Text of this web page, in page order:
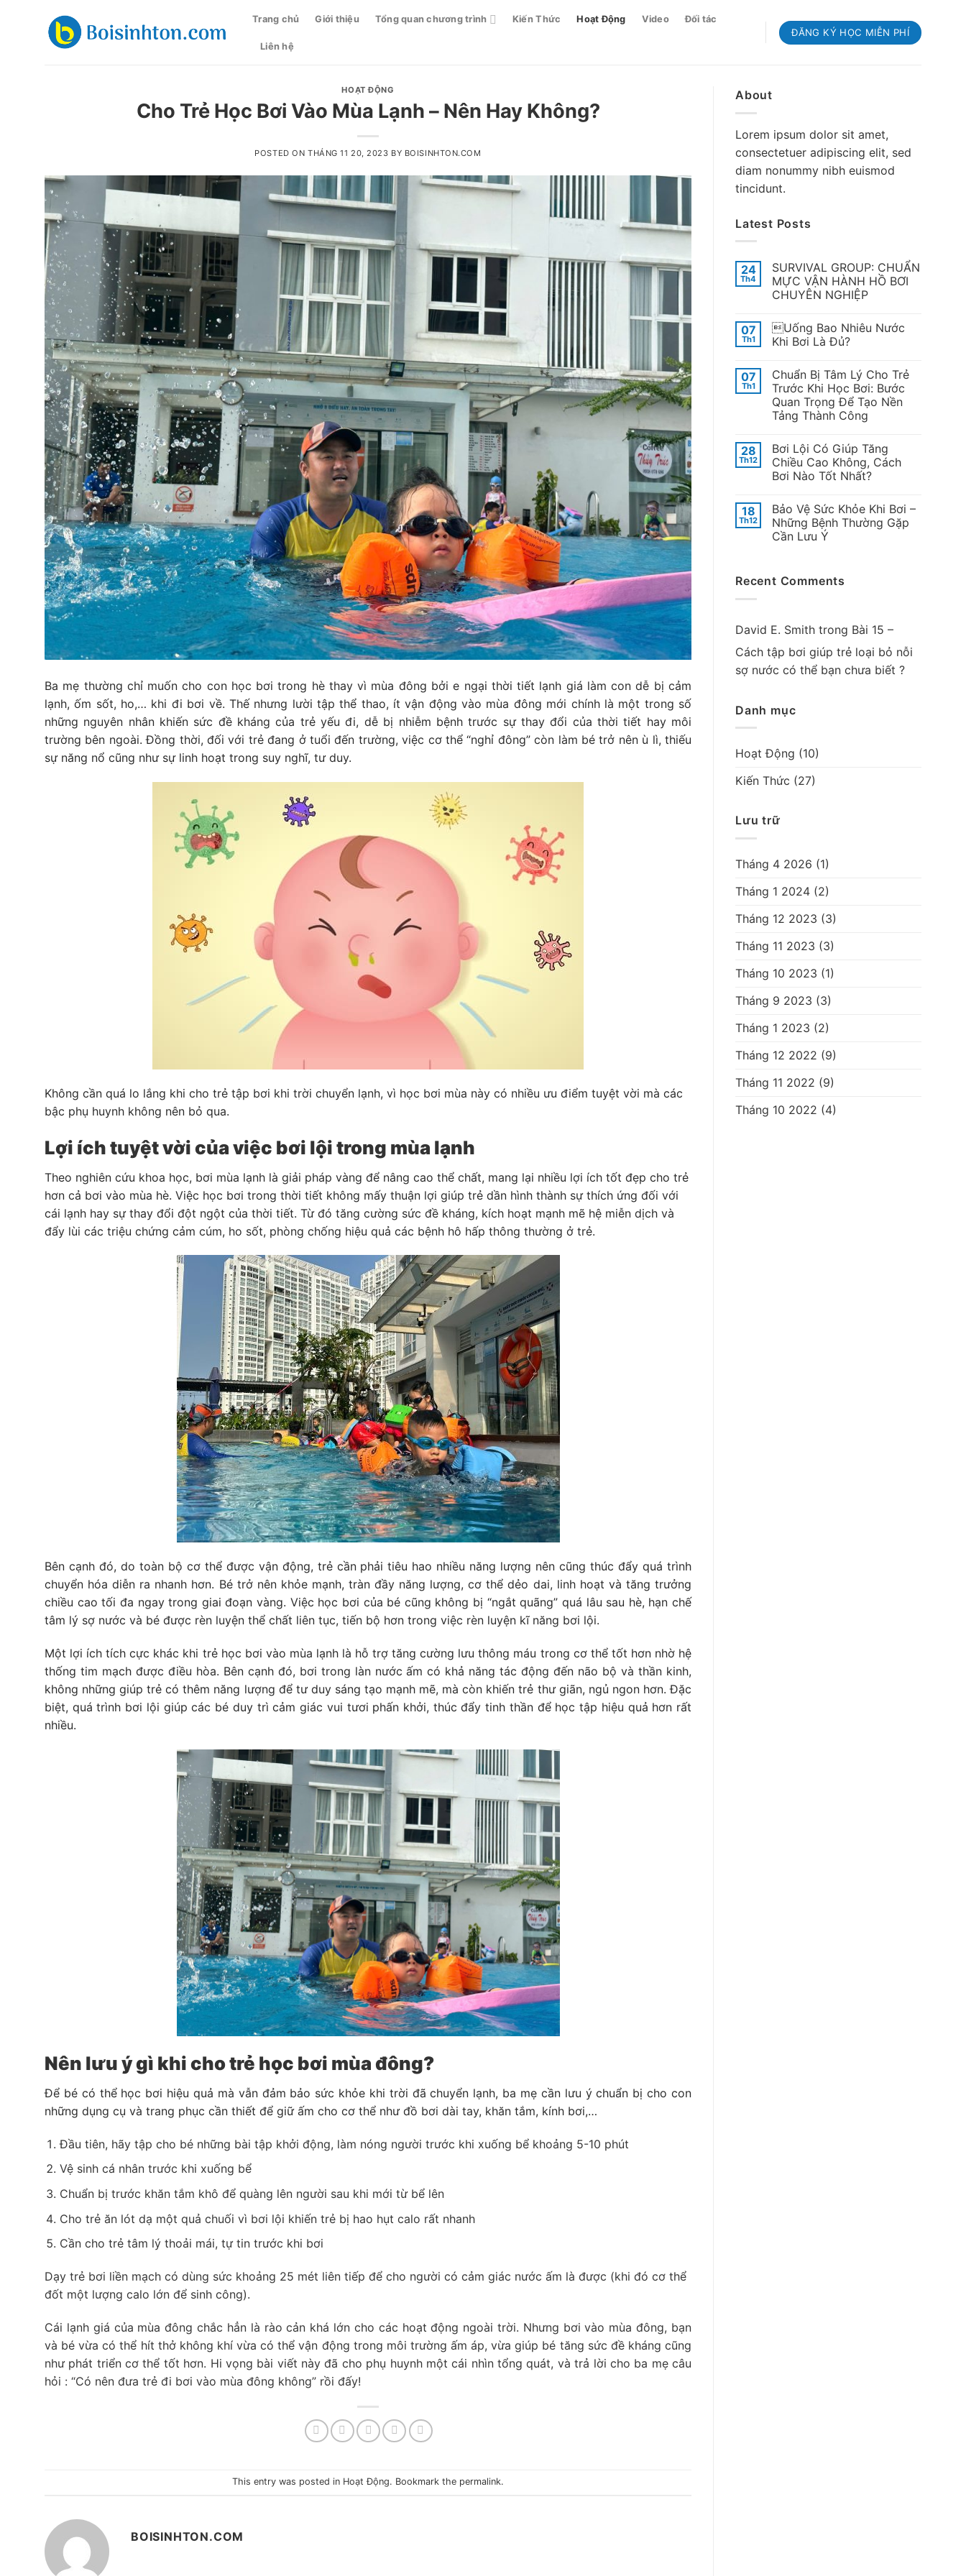
Trang chủ Giới thiệu Tổng quan chương trình Kiến Thức Hoạt Động Video Đối tác
Liên hệ
ĐĂNG KÝ HỌC MIỄN PHÍ
HOẠT ĐỘNG
Cho Trẻ Học Bơi Vào Mùa Lạnh – Nên Hay Không?
POSTED ON THÁNG 11 20, 2023 BY BOISINHTON.COM
Ba mẹ thường chỉ muốn cho con học bơi trong hè thay vì mùa đông bởi e ngại thời tiết lạnh giá làm con dễ bị cảm
lạnh, ốm sốt, ho,… khi đi bơi về. Thế nhưng lười tập thể thao, ít vận động vào mùa đông mới chính là một trong số
những nguyên nhân khiến sức đề kháng của trẻ yếu đi, dễ bị nhiễm bệnh trước sự thay đổi của thời tiết hay môi
trường bên ngoài. Đồng thời, đối với trẻ đang ở tuổi đến trường, việc cơ thể “nghỉ đông” còn làm bé trở nên ù lì, thiếu
sự năng nổ cũng như sự linh hoạt trong suy nghĩ, tư duy.
Không cần quá lo lắng khi cho trẻ tập bơi khi trời chuyển lạnh, vì học bơi mùa này có nhiều ưu điểm tuyệt vời mà các
bậc phụ huynh không nên bỏ qua.
Lợi ích tuyệt vời của việc bơi lội trong mùa lạnh
Theo nghiên cứu khoa học, bơi mùa lạnh là giải pháp vàng để nâng cao thể chất, mang lại nhiều lợi ích tốt đẹp cho trẻ
hơn cả bơi vào mùa hè. Việc học bơi trong thời tiết không mấy thuận lợi giúp trẻ dần hình thành sự thích ứng đối với
cái lạnh hay sự thay đổi đột ngột của thời tiết. Từ đó tăng cường sức đề kháng, kích hoạt mạnh mẽ hệ miễn dịch và
đẩy lùi các triệu chứng cảm cúm, ho sốt, phòng chống hiệu quả các bệnh hô hấp thông thường ở trẻ.
Bên cạnh đó, do toàn bộ cơ thể được vận động, trẻ cần phải tiêu hao nhiều năng lượng nên cũng thúc đẩy quá trình
chuyển hóa diễn ra nhanh hơn. Bé trở nên khỏe mạnh, tràn đầy năng lượng, cơ thể dẻo dai, linh hoạt và tăng trưởng
chiều cao tối đa ngay trong giai đoạn vàng. Việc học bơi của bé cũng không bị “ngắt quãng” quá lâu sau hè, hạn chế
tâm lý sợ nước và bé được rèn luyện thể chất liên tục, tiến bộ hơn trong việc rèn luyện kĩ năng bơi lội.
Một lợi ích tích cực khác khi trẻ học bơi vào mùa lạnh là hỗ trợ tăng cường lưu thông máu trong cơ thể tốt hơn nhờ hệ
thống tim mạch được điều hòa. Bên cạnh đó, bơi trong làn nước ấm có khả năng tác động đến não bộ và thần kinh,
không những giúp trẻ có thêm năng lượng để tư duy sáng tạo mạnh mẽ, mà còn khiến trẻ thư giãn, ngủ ngon hơn. Đặc
biệt, quá trình bơi lội giúp các bé duy trì cảm giác vui tươi phấn khởi, thúc đẩy tinh thần để học tập hiệu quả hơn rất
nhiều.
Nên lưu ý gì khi cho trẻ học bơi mùa đông?
Để bé có thể học bơi hiệu quả mà vẫn đảm bảo sức khỏe khi trời đã chuyển lạnh, ba mẹ cần lưu ý chuẩn bị cho con
những dụng cụ và trang phục cần thiết để giữ ấm cho cơ thể như đồ bơi dài tay, khăn tắm, kính bơi,…
Đầu tiên, hãy tập cho bé những bài tập khởi động, làm nóng người trước khi xuống bể khoảng 5-10 phút
Vệ sinh cá nhân trước khi xuống bể
Chuẩn bị trước khăn tắm khô để quàng lên người sau khi mới từ bể lên
Cho trẻ ăn lót dạ một quả chuối vì bơi lội khiến trẻ bị hao hụt calo rất nhanh
Cần cho trẻ tâm lý thoải mái, tự tin trước khi bơi
Dạy trẻ bơi liền mạch có dùng sức khoảng 25 mét liên tiếp để cho người có cảm giác nước ấm là được (khi đó cơ thể
đốt một lượng calo lớn để sinh công).
Cái lạnh giá của mùa đông chắc hẳn là rào cản khá lớn cho các hoạt động ngoài trời. Nhưng bơi vào mùa đông, bạn
và bé vừa có thể hít thở không khí vừa có thể vận động trong môi trường ấm áp, vừa giúp bé tăng sức đề kháng cũng
như phát triển cơ thể tốt hơn. Hi vọng bài viết này đã cho phụ huynh một cái nhìn tổng quát, và trả lời cho ba mẹ câu
hỏi : “Có nên đưa trẻ đi bơi vào mùa đông không” rồi đấy!
This entry was posted in Hoạt Động. Bookmark the permalink.
BOISINHTON.COM
About
Lorem ipsum dolor sit amet,
consectetuer adipiscing elit, sed
diam nonummy nibh euismod
tincidunt.
Latest Posts
24
Th4
SURVIVAL GROUP: CHUẨN
MỰC VẬN HÀNH HỒ BƠI
CHUYÊN NGHIỆP
07
Th1
Uống Bao Nhiêu Nước
Khi Bơi Là Đủ?
07
Th1
Chuẩn Bị Tâm Lý Cho Trẻ
Trước Khi Học Bơi: Bước
Quan Trọng Để Tạo Nền
Tảng Thành Công
28
Th12
Bơi Lội Có Giúp Tăng
Chiều Cao Không, Cách
Bơi Nào Tốt Nhất?
18
Th12
Bảo Vệ Sức Khỏe Khi Bơi –
Những Bệnh Thường Gặp
Cần Lưu Ý
Recent Comments
David E. Smith trong Bài 15 –
Cách tập bơi giúp trẻ loại bỏ nỗi
sợ nước có thể bạn chưa biết ?
Danh mục
Hoạt Động (10)
Kiến Thức (27)
Lưu trữ
Tháng 4 2026 (1)
Tháng 1 2024 (2)
Tháng 12 2023 (3)
Tháng 11 2023 (3)
Tháng 10 2023 (1)
Tháng 9 2023 (3)
Tháng 1 2023 (2)
Tháng 12 2022 (9)
Tháng 11 2022 (9)
Tháng 10 2022 (4)